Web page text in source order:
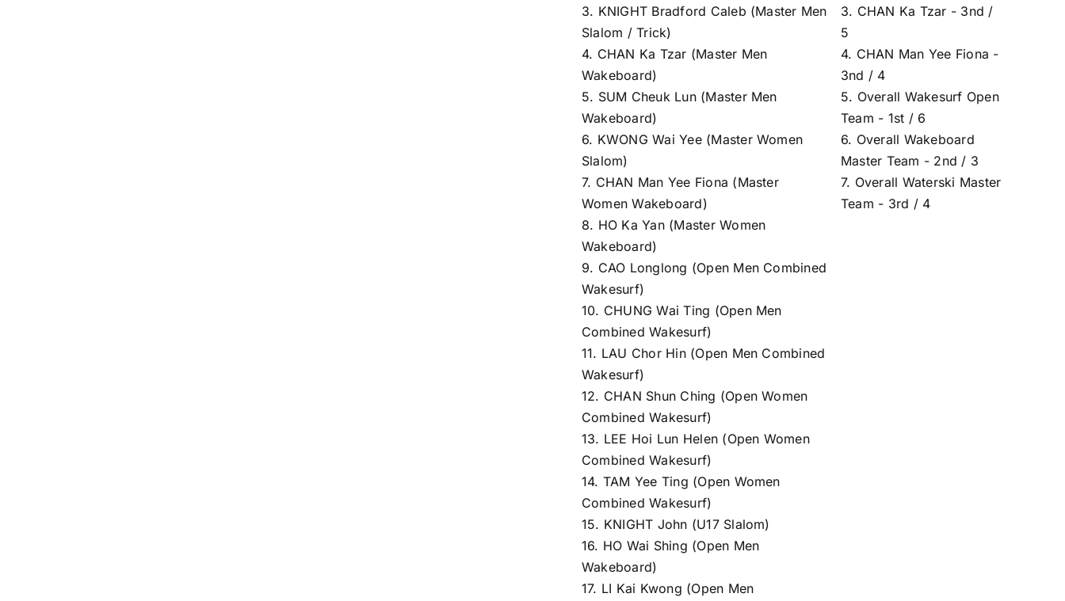
3. KNIGHT Bradford Caleb (Master Men
Slalom / Trick)
4. CHAN Ka Tzar (Master Men
Wakeboard)
5. SUM Cheuk Lun (Master Men
Wakeboard)
6. KWONG Wai Yee (Master Women
Slalom)
7. CHAN Man Yee Fiona (Master
Women Wakeboard)
8. HO Ka Yan (Master Women
Wakeboard)
9. CAO Longlong (Open Men Combined
Wakesurf)
10. CHUNG Wai Ting (Open Men
Combined Wakesurf)
11. LAU Chor Hin (Open Men Combined
Wakesurf)
12. CHAN Shun Ching (Open Women
Combined Wakesurf)
13. LEE Hoi Lun Helen (Open Women
Combined Wakesurf)
14. TAM Yee Ting (Open Women
Combined Wakesurf)
15. KNIGHT John (U17 Slalom)
16. HO Wai Shing (Open Men
Wakeboard)
17. LI Kai Kwong (Open Men
3. CHAN Ka Tzar - 3nd /
5
4. CHAN Man Yee Fiona -
3nd / 4
5. Overall Wakesurf Open
Team - 1st / 6
6. Overall Wakeboard
Master Team - 2nd / 3
7. Overall Waterski Master
Team - 3rd / 4